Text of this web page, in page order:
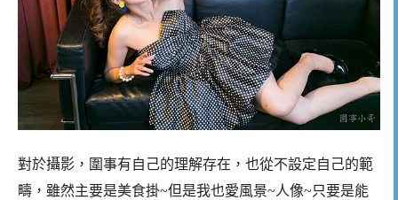
對於攝影，圍事有自己的理解存在，也從不設定自己的範
疇，雖然主要是美食掛~但是我也愛風景~人像~只要是能